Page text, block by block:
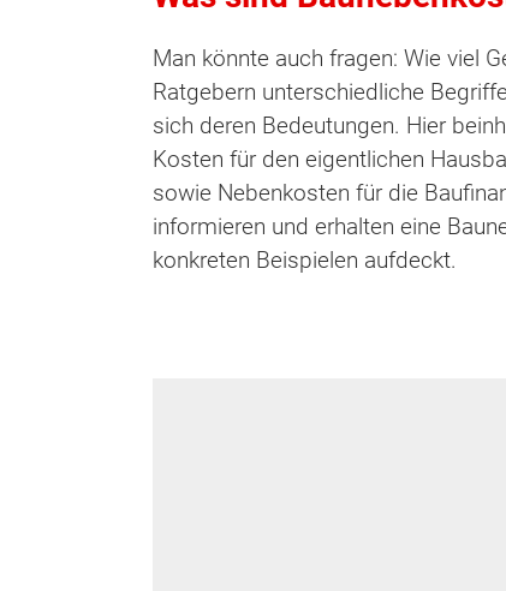
Man könnte auch fragen: Wie viel
Ratgebern unterschiedliche
sich deren Bedeutungen. Hier
Kosten für den eigentlichen
sowie Nebenkosten für die
informieren und erhalten eine
konkreten Beispielen aufdeckt.